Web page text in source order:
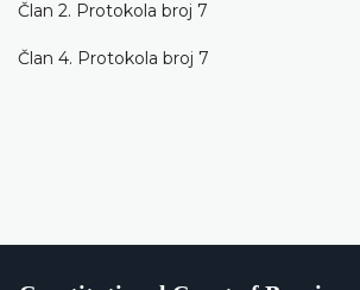
Član 2. Protokola broj 7
Član 4. Protokola broj 7